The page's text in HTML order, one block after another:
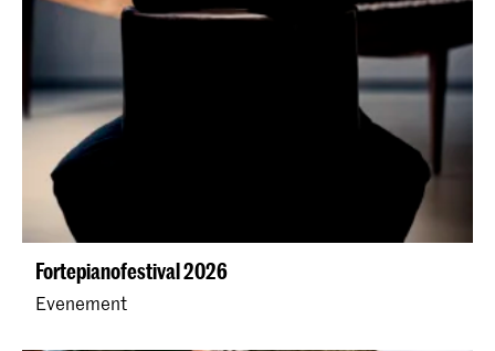
Fortepianofestival 2026
Evenement